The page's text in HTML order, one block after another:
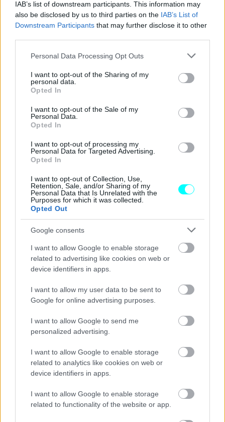
IAB’s list of downstream participants. This information may
also be disclosed by us to third parties on the IAB’s List of
Downstream Participants that may further disclose it to other
Please note that this website/app uses one or more Google
not limited to your visit or usage behaviour. You may click to
grant or deny consent to Google and its third-party tags to
use your data for below specified purposes in below Google
consent section.
Personal Data Processing Opt Outs
I want to opt-out of the Sharing of my
personal data.
Opted In
I want to opt-out of the Sale of my
Personal Data.
Opted In
I want to opt-out of processing my
Personal Data for Targeted Advertising.
Opted In
I want to opt-out of Collection, Use,
Retention, Sale, and/or Sharing of my
Personal Data that Is Unrelated with the
Purposes for which it was collected.
Opted Out
Google consents
I want to allow Google to enable storage
related to advertising like cookies on web or
device identifiers in apps.
I want to allow my user data to be sent to
Google for online advertising purposes.
I want to allow Google to send me
personalized advertising.
I want to allow Google to enable storage
related to analytics like cookies on web or
device identifiers in apps.
I want to allow Google to enable storage
related to functionality of the website or app.
BUY NOW
ALFA ROMEO JUNIOR ME 8 ΧΡΟΝΙΑ ΕΓΓΥΗΣΗ
Οι σχετικές πληροφορίες και τοφωτογραφικό υλικό
είναι διαθέσιμα στις ανακοινώσεις των δημοπρασιών που
στη διαδρομήΕξυπηρέτηση – Ενημέρωση >
Δημοπρασίες.
Τέλος το γύρισμα των χιλιομέτρων πριν το